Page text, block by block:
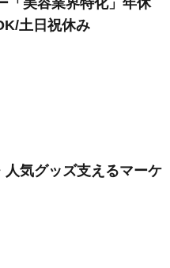
「美容業界特化」年休
土日祝休み
気グッズ支えるマーケ